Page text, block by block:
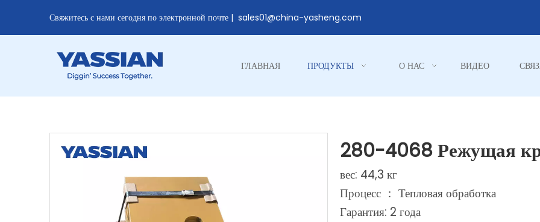
Свяжитесь с нами сегодня по электронной почте | sales01@china-yasheng.com
ГЛАВНАЯ ПРОДУКТЫ О НАС ВИДЕО
280-4068 Режущая
вес: 44,3 кг
Процесс ： Тепловая обработка
Гарантия: 2 года